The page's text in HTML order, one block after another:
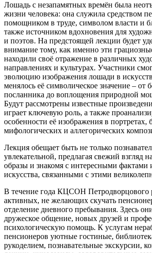
Лошадь с незапамятных времён была
жизни человека: она служила средством
помощником в труде, символом власти и
также источником вдохновения для
и поэтов. На предстоящей лекции будет
внимание тому, как именно эти
находили своё отражение в различных
направлениях и культурах. Участники
эволюцию изображения лошади в
менялось её символическое значение – от
посланника до воплощения природной
Будут рассмотрены известные
играет ключевую роль, а также
особенности её изображения в портретах,
мифологических и аллегорических
Лекция обещает быть не только
увлекательной, предлагая свежий взгляд
образы и знакомя с интересными фактами
искусства, связанными с этими
В течение года КЦСОН Петродворцового
активных, не желающих скучать
отделение дневного пребывания. Здесь
дружеское общение, новых друзей и
психологическую помощь. К услугам
пенсионеров уютные гостиные,
рукоделием, познавательные экскурсии,